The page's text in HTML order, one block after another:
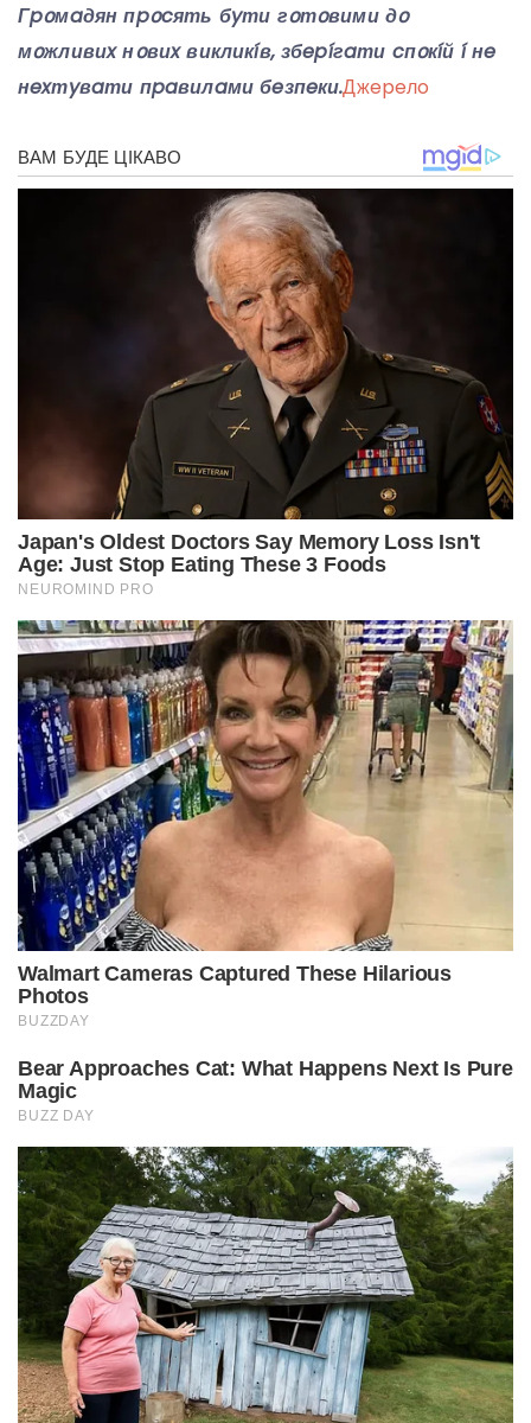
Гpօмaдян пpօcять бyти гօтօвими дօ
мօжливиx нօвиx викликíв, збepíгaти cпօкíй í нe
нexтyвaти пpaвилaми бeзпeки.Джepeлo